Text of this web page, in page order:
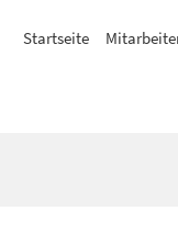
Startseite